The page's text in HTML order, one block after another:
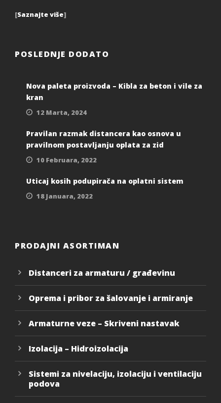
[Saznajte više]
POSLEDNJE DODATO
Nova paleta proizvoda – Kibla za beton i vile za
kran
12 Marta, 2024
Pravilan razmak distancera kao osnova u
pravilnom postavljanju oplata za zid
10 Februara, 2022
Uticaj kosih podupirača na oplatni sistem
18 Januara, 2022
PRODAJNI ASORTIMAN
Distanceri za armaturu / građevinu
Oprema i pribor za šalovanje i armiranje
Armaturne veze – Skriveni nastavak
Izolacija – Hidroizolacija
Sistemi za nivelaciju, izolaciju i ventilaciju
podova